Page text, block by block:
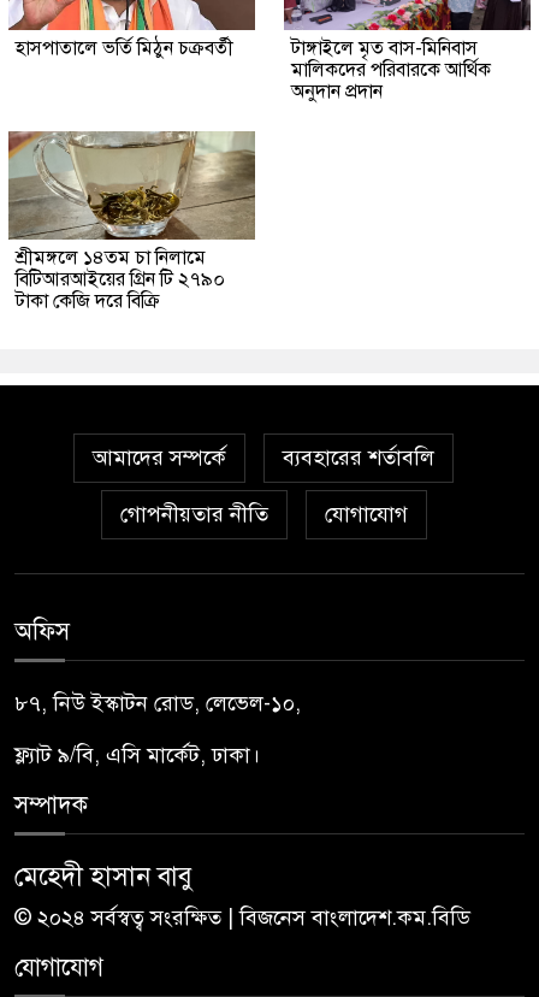
হাসপাতালে ভর্তি মিঠুন চক্রবর্তী
টাঙ্গাইলে মৃত বাস-মিনিবাস
মালিকদের পরিবারকে আর্থিক
অনুদান প্রদান
শ্রীমঙ্গলে ১৪তম চা নিলামে
বিটিআরআইয়ের গ্রিন টি ২৭৯০
টাকা কেজি দরে বিক্রি
আমাদের সম্পর্কে ব্যবহারের শর্তাবলি
গোপনীয়তার নীতি যোগাযোগ
অফিস
৮৭, নিউ ইস্কাটন রোড, লেভেল-১০,
ফ্ল্যাট ৯/বি, এসি মার্কেট, ঢাকা।
সম্পাদক
মেহেদী হাসান বাবু
© ২০২৪ সর্বস্বত্ব সংরক্ষিত | বিজনেস বাংলাদেশ.কম.বিডি
যোগাযোগ